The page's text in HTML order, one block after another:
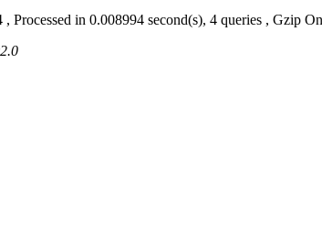
, Processed in 0.008994 second(s), 4 queries , Gzip